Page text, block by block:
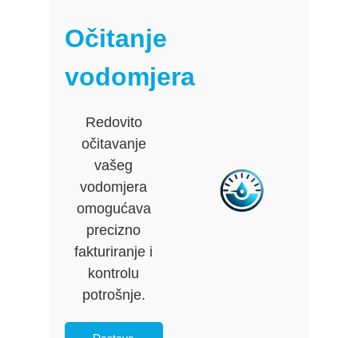
Očitanje
vodomjera
Redovito
očitavanje
vašeg
vodomjera
omogućava
precizno
fakturiranje i
kontrolu
potrošnje.